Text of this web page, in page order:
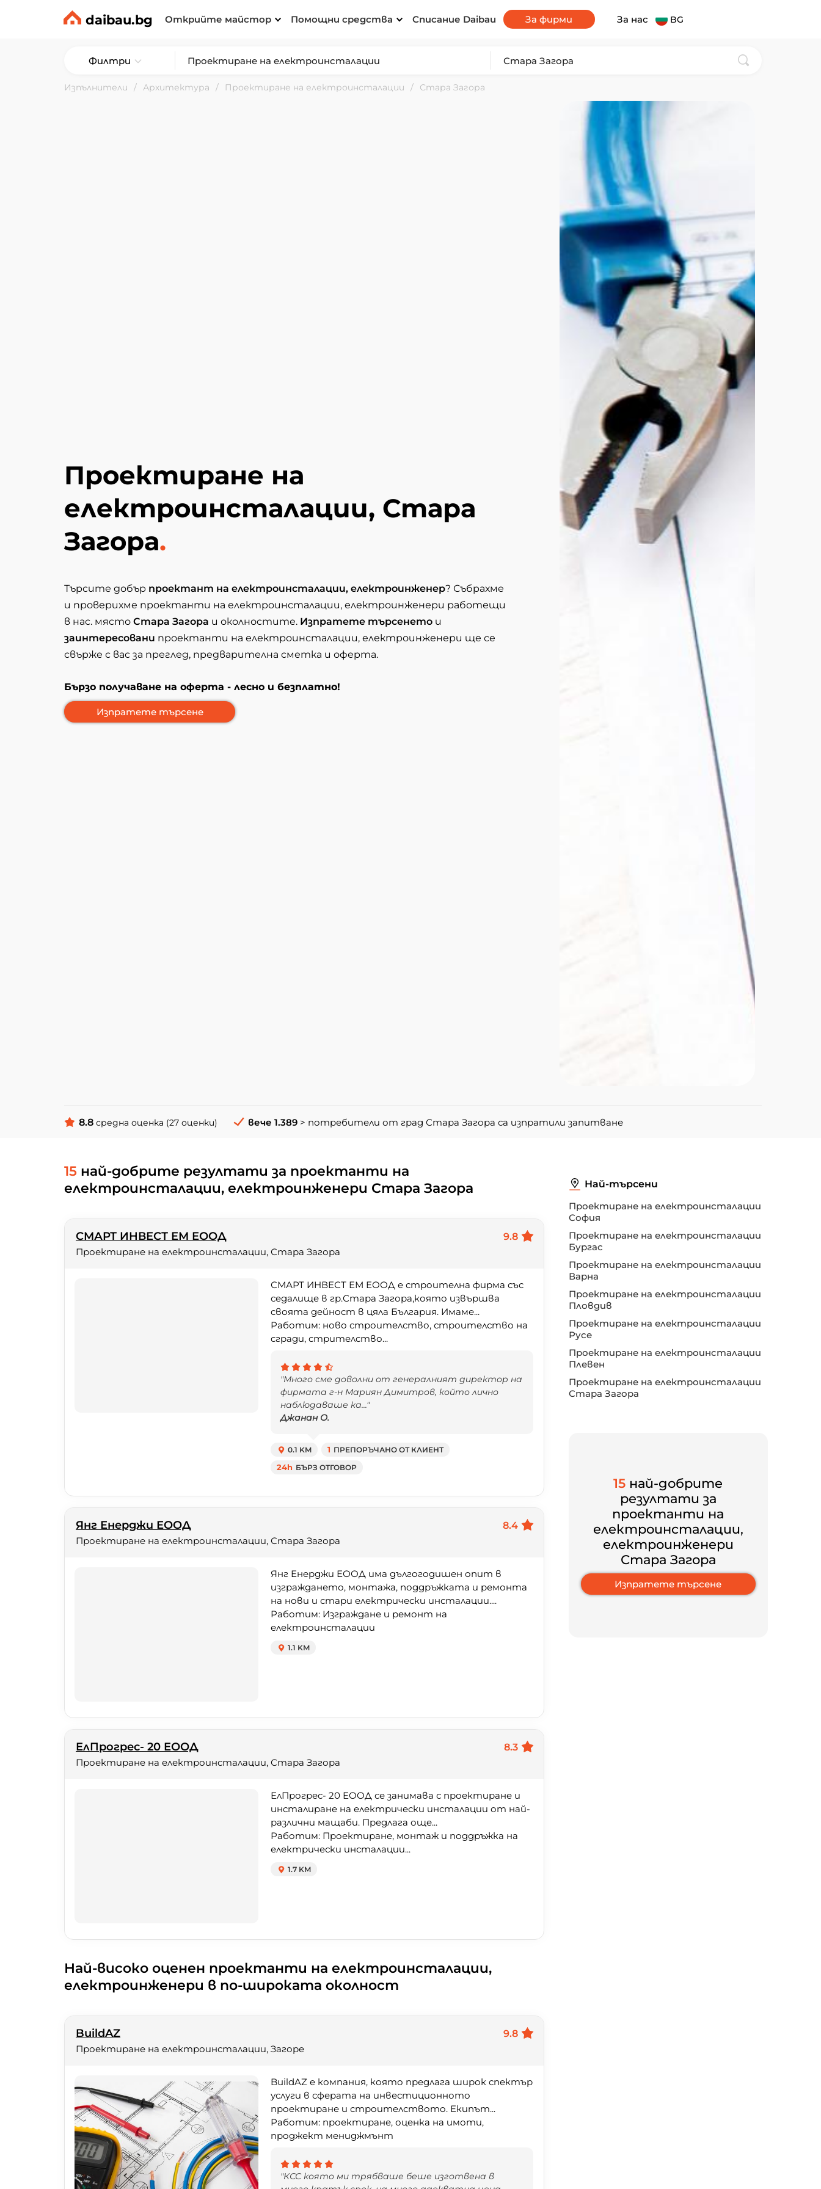
daibau.bg Открийте майстор Помощни средства Списание Daibau За фирми За нас BG
Филтри
Изпълнители Архитектура Проектиране на електроинсталации Стара Загора
Проектиране на
електроинсталации, Стара
Загора.
Търсите добър проектант на електроинсталации, електроинженер? Събрахме
и проверихме проектанти на електроинсталации, електроинженери работещи
в нас. мястоСтара Загора и околностите. Изпратете търсенето и
заинтересовани проектанти на електроинсталации, електроинженери ще се
свърже с вас за преглед, предварителна сметка и оферта.
Бързо получаване на оферта - лесно и безплатно!
8.8 средна оценка (27 оценки) вече 1.389 > потребители от град Стара Загора са изпратили запитване
15 най-добрите резултати за проектанти на
електроинсталации, електроинженери Стара Загора
СМАРТ ИНВЕСТ ЕМ ЕООД
9.8
Проектиране на електроинсталации, Стара Загора
СМАРТ ИНВЕСТ ЕМ ЕООД е строителна фирма със
седалище в гр.Стара Загора,която извършва
своята дейност в цяла България. Имаме...
Работим: ново строителство, строителство на
сгради, стрителство...
"Много сме доволни от генералният директор на
фирмата г-н Мариян Димитров, който лично
наблюдаваше ка..."
Джанан О.
0.1 KM 1 ПРЕПОРЪЧАНО ОТ КЛИЕНТ
24h БЪРЗ ОТГОВОР
Янг Енерджи ЕООД
8.4
Проектиране на електроинсталации, Стара Загора
Янг Енерджи ЕООД има дългогодишен опит в
изграждането, монтажа, поддръжката и ремонта
на нови и стари електрически инсталации....
Работим: Изграждане и ремонт на
електроинсталации
1.1 KM
ЕлПрогрес- 20 ЕООД
8.3
Проектиране на електроинсталации, Стара Загора
ЕлПрогрес- 20 ЕООД се занимава с проектиране и
инсталиране на електрически инсталации от най-
различни мащаби. Предлага още...
Работим: Проектиране, монтаж и поддръжка на
електрически инсталации...
1.7 KM
Най-високо оценен проектанти на електроинсталации,
електроинженери в по-широката околност
BuildAZ
9.8
Проектиране на електроинсталации, Загоре
BuildAZ е компания, която предлага широк спектър
услуги в сферата на инвестиционното
проектиране и строителството. Екипът...
Работим: проектиране, оценка на имоти,
проджект мениджмънт
"КСС която ми трябваше беше изготвена в
Най-търсени
Проектиране на електроинсталации
София
Проектиране на електроинсталации
Бургас
Проектиране на електроинсталации
Варна
Проектиране на електроинсталации
Пловдив
Проектиране на електроинсталации
Русе
Проектиране на електроинсталации
Плевен
Проектиране на електроинсталации
Стара Загора
15 най-добрите
резултати за
проектанти на
електроинсталации,
електроинженери
Стара Загора